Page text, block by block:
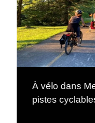
À vélo dans
pistes